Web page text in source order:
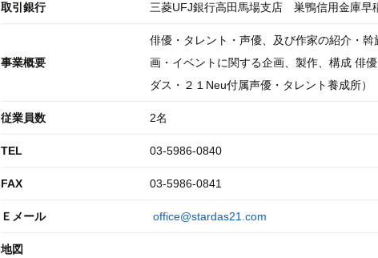
取引銀行 三菱UFJ銀行高田馬場支店 巣鴨信用金庫早
事業概要
俳優・タレント・声優、及び作家の紹介・
画・イベントに関する企画、製作、構成 俳
ダス・２１Neu付属声優・タレント養成所）
従業員数 2名
TEL 03-5986-0840
FAX 03-5986-0841
Ｅメール office@stardas21.com
地図